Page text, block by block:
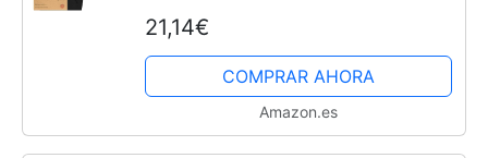
- Bandas De Soporte Pélvico (Classic
Ivory)
21,14€
COMPRAR AHORA
Amazon.es